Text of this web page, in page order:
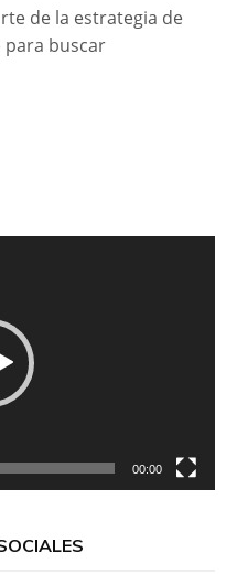
de la estrategia de
para buscar
00:00